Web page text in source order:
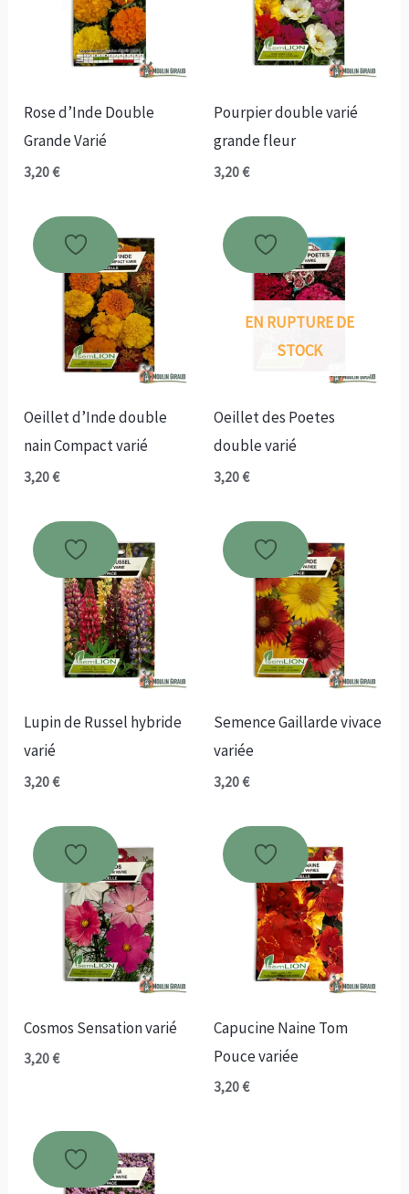
Rose d’Inde Double
Grande Varié
3,20€
Pourpier double varié
grande fleur
3,20€
Oeillet d’Inde double
nain Compact varié
3,20€
EN RUPTURE DE
STOCK
Oeillet des Poetes
double varié
3,20€
Lupin de Russel hybride
varié
3,20€
Semence Gaillarde vivace
variée
3,20€
Cosmos Sensation varié
3,20€
Capucine Naine Tom
Pouce variée
3,20€